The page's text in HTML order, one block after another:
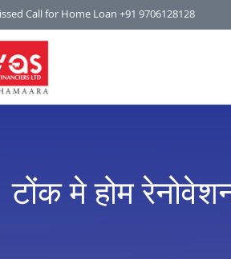
Call for Home Loan +91 9706128128
टोंक मे होम